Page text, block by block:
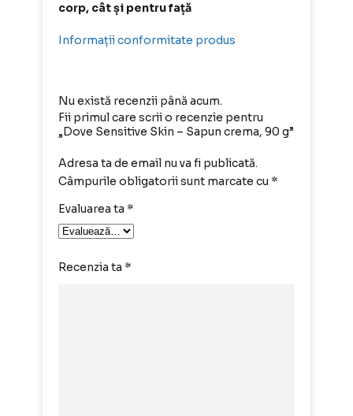
corp, cât și pentru față
Informații conformitate produs
Nu există recenzii până acum.
Fii primul care scrii o recenzie pentru
„Dove Sensitive Skin – Sapun crema, 90 g”
Adresa ta de email nu va fi publicată.
Câmpurile obligatorii sunt marcate cu *
Evaluarea ta *
Recenzia ta *